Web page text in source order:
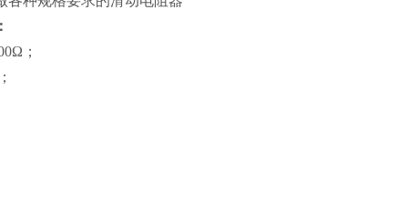
；